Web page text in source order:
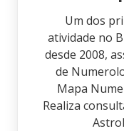
Um dos
atividade no
desde 2008,
de
Mapa
Realiza